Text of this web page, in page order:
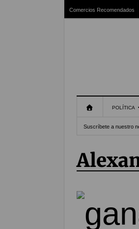
Comercios Recomendados
POLÍTICA
Suscríbete a nuestro